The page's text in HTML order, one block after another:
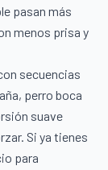
pasan más
menos prisa y
secuencias
perro boca
suave
Si ya tienes
para